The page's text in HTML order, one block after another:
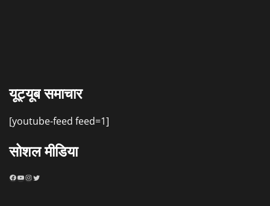
यूट्यूब समाचार
[youtube-feed feed=1]
सोशल मीडिया
Facebook
YouTube
Instagram
Twitter